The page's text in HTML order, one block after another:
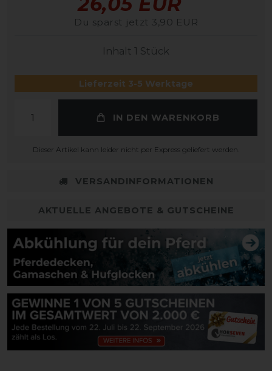
Du sparst jetzt 3,90 EUR
Inhalt 1 Stück
Lieferzeit 3-5 Werktage
IN DEN WARENKORB
Dieser Artikel kann leider nicht per Express geliefert werden.
VERSANDINFORMATIONEN
AKTUELLE ANGEBOTE & GUTSCHEINE